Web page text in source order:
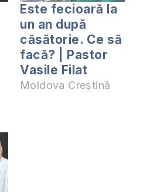
Este fecioară la
un an după
căsătorie. Ce să
facă? | Pastor
Vasile Filat
Moldova Creștină